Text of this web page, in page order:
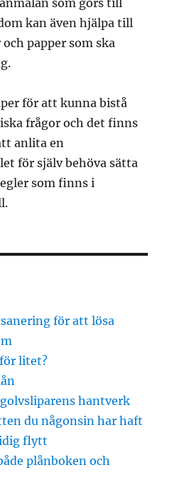
som görs till
kan även hjälpa till
papper som ska
för att kunna bistå
frågor och det finns
anlita en
för själv behöva sätta
som finns i
för att lösa
litet?
hantverk
du någonsin har haft
flytt
plånboken och